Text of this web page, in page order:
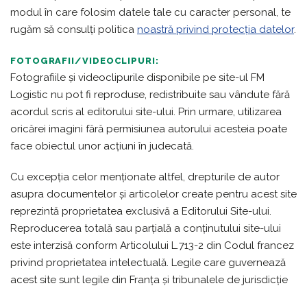
modul în care folosim datele tale cu caracter personal, te
rugăm să consulți politica noastră privind protecția datelor.
FOTOGRAFII/VIDEOCLIPURI:
Fotografiile și videoclipurile disponibile pe site-ul FM
Logistic nu pot fi reproduse, redistribuite sau vândute fără
acordul scris al editorului site-ului. Prin urmare, utilizarea
oricărei imagini fără permisiunea autorului acesteia poate
face obiectul unor acțiuni în judecată.
Cu excepția celor menționate altfel, drepturile de autor
asupra documentelor și articolelor create pentru acest site
reprezintă proprietatea exclusivă a Editorului Site-ului.
Reproducerea totală sau parțială a conținutului site-ului
este interzisă conform Articolului L.713-2 din Codul francez
privind proprietatea intelectuală. Legile care guvernează
acest site sunt legile din Franța și tribunalele de jurisdicție